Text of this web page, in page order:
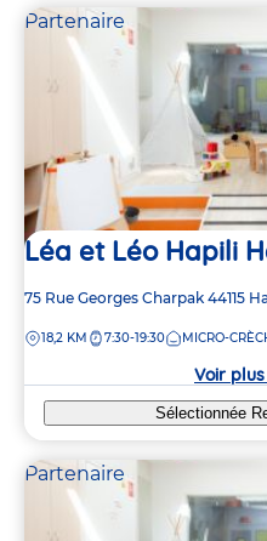
Partenaire
Léa et Léo Hapili
Adresse
la
75 Rue Georges Charpak 44115
DISTANCE
18,2 KM 7:30-19:30 MICRO-
Voir
Sélectionnée
Partenaire